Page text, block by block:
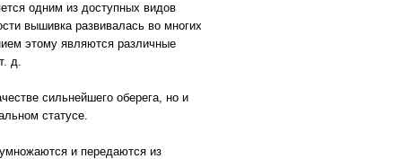
одним из доступных видов
вышивка развивалась во многих
этому являются различные
д.
сильнейшего оберега, но и
статусе.
и передаются из